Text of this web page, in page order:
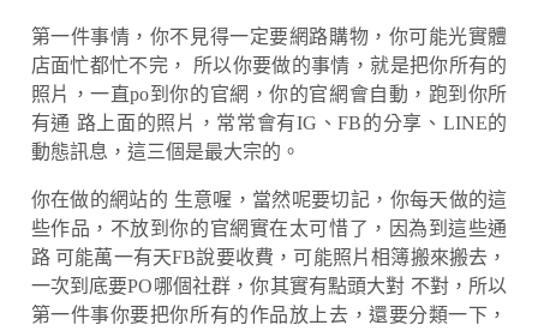
第一件事情，你不見得一定要網路購物，你可能光實體
店面忙都忙不完， 所以你要做的事情，就是把你所有的
照片，一直po到你的官網，你的官網會自動，跑到你所
有通 路上面的照片，常常會有IG、FB的分享、LINE的
動態訊息，這三個是最大宗的。
你在做的網站的 生意喔，當然呢要切記，你每天做的這
些作品，不放到你的官網實在太可惜了，因為到這些通
路 可能萬一有天FB說要收費，可能照片相簿搬來搬去，
一次到底要PO哪個社群，你其實有點頭大對 不對，所以
第一件事你要把你所有的作品放上去，還要分類一下，